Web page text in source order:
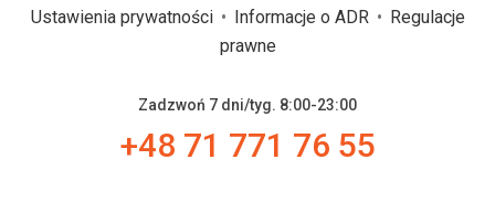
Ustawienia prywatności
Informacje o ADR
Regulacje
prawne
Zadzwoń 7 dni/tyg. 8:00-23:00
+48 71 771 76 55